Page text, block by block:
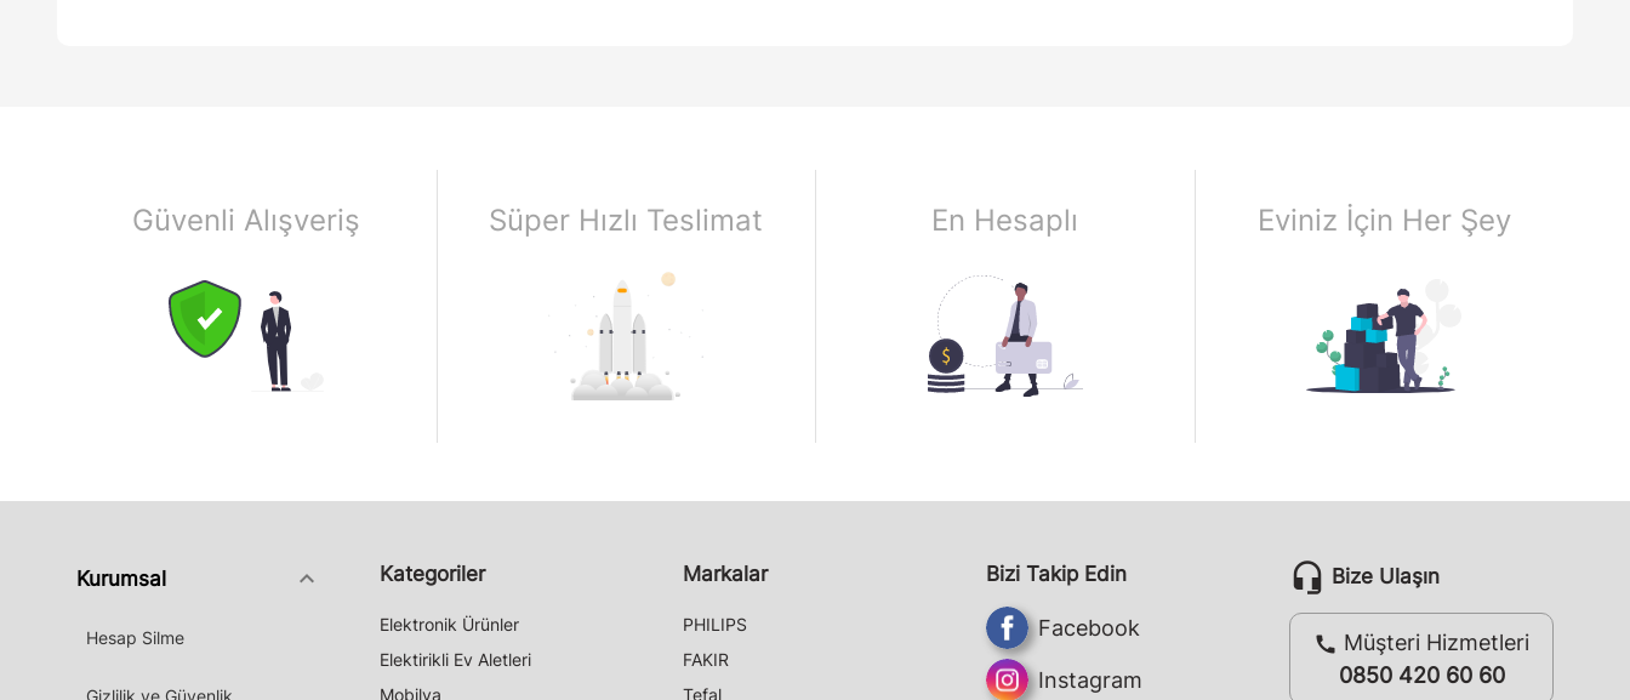
Güvenli Alışveriş Süper Hızlı Teslimat En Hesaplı Eviniz İçin Her Şey
Kurumsal keyboard_arrow_down
Hesap Silme
Gizlilik ve Güvenlik
Kategoriler
Elektronik Ürünler
Elektirikli Ev Aletleri
Mobilya
Markalar
PHILIPS
FAKIR
Tefal
Bizi Takip Edin
Facebook
Instagram
headset_mic Bize Ulaşın
call Müşteri Hizmetleri
0850 420 60 60